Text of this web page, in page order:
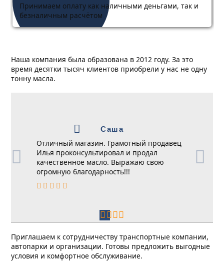
Принимаем оплату как наличными деньгами, так и
безналичным расчётом
Наша компания была образована в 2012 году. За это
время десятки тысяч клиентов приобрели у нас не одну
тонну масла.
Саша
Отличный магазин. Грамотный продавец
Илья проконсультировал и продал
качественное масло. Выражаю свою
огромную благодарность!!!
Приглашаем к сотрудничеству транспортные компании,
автопарки и организации. Готовы предложить выгодные
условия и комфортное обслуживание.